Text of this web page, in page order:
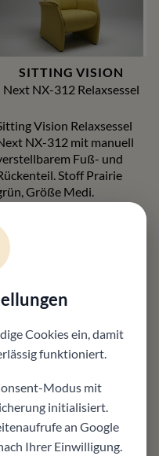
SITTING VISION
Next NX-312 Relaxsessel
Vision Relaxsessel
NX-312 mit manuell
Fuß- und
Stoff Prairie
Größe Medi.
Zeppenfeld!
nur 1x da
LEOLUX
Mara Cruz 6er Set
Armlehnstühle drehbar
Cookies ein, damit
funktioniert.
Modus mit
initialisiert.
an Google
Ihrer Einwilligung.